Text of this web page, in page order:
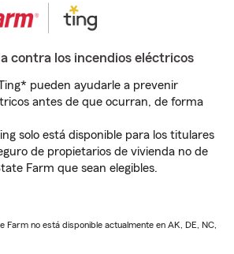
contra los incendios eléctricos
pueden ayudarle a prevenir
antes de que ocurran, de forma
solo está disponible para los titulares
de propietarios de vivienda no de
Farm que sean elegibles.
Farm no está disponible actualmente en AK, DE, NC,